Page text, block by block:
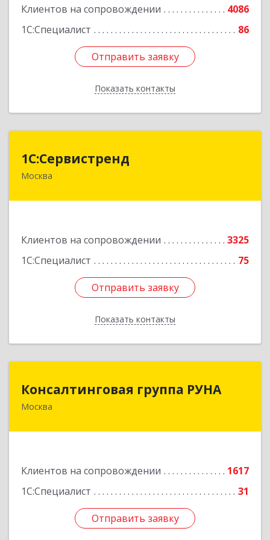
Клиентов на сопровождении
4086
1С:Специалист
86
Отправить заявку
Показать контакты
Отправить заявку
Назад
1С:Сервистренд
Москва
Клиентов на сопровождении
3325
1С:Специалист
75
Отправить заявку
Показать контакты
107023, Москва г, Семёновский пер, дом № 15,
Отправить заявку
Назад
Консалтинговая группа РУНА
Москва
Клиентов на сопровождении
1617
1С:Специалист
31
Отправить заявку
117218, Москва г, Кржижановского ул, дом №
Отправить заявку